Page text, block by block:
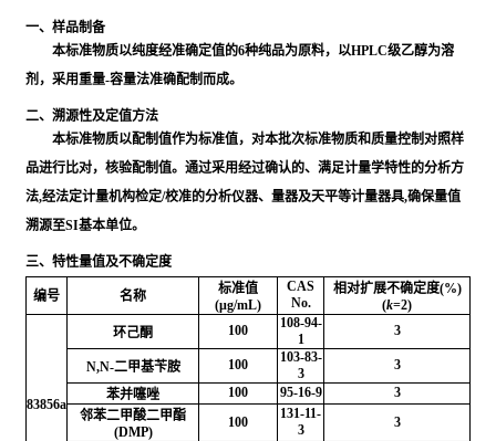
一、样品制备
本标准物质以纯度经准确定值的6种纯品为原料，以HPLC级乙醇为溶
剂，采用重量-容量法准确配制而成。
二、溯源性及定值方法
本标准物质以配制值作为标准值，对本批次标准物质和质量控制对照样
品进行比对，核验配制值。通过采用经过确认的、满足计量学特性的分析方
法,经法定计量机构检定/校准的分析仪器、量器及天平等计量器具,确保量值
溯源至SI基本单位。
三、特性量值及不确定度
编号 名称
标准值
(μg/mL)
CAS
No.
相对扩展不确定度(%)
(k=2)
83856a
环己酮 100
108-94-
1
3
N,N-二甲基苄胺 100
103-83-
3
3
苯并噻唑
100 95-16-9
3
邻苯二甲酸二甲酯
(DMP)
100
131-11-
3
3